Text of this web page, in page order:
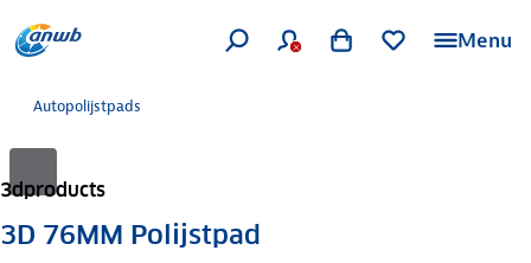
Menu
Autopolijstpads
3dproducts
3D 76MM Polijstpad